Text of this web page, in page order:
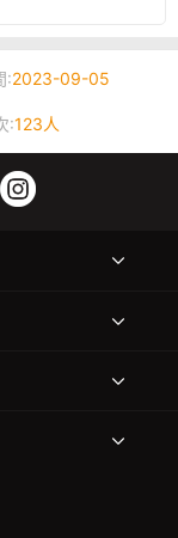
:2023-09-05
:123人